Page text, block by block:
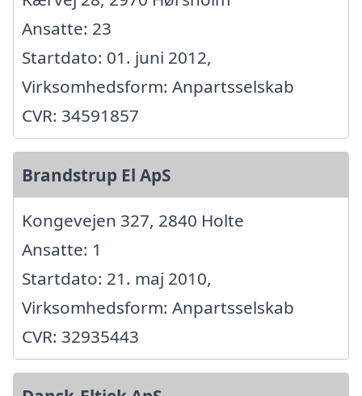
Ansatte: 23
Startdato: 01. juni 2012,
Virksomhedsform: Anpartsselskab
CVR: 34591857
Brandstrup El ApS
Kongevejen 327, 2840 Holte
Ansatte: 1
Startdato: 21. maj 2010,
Virksomhedsform: Anpartsselskab
CVR: 32935443